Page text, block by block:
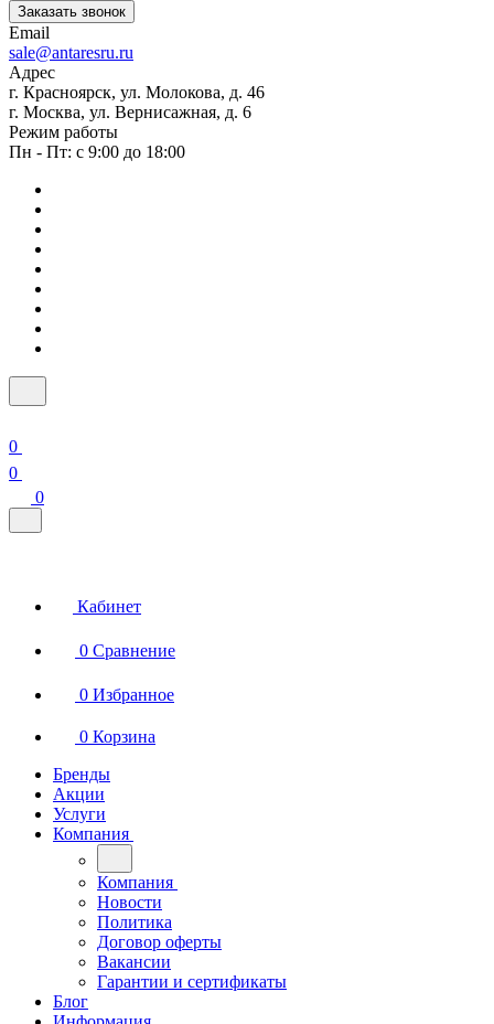
Заказать звонок
Email
sale@antaresru.ru
Адрес
г. Красноярск, ул. Молокова, д. 46
г. Москва, ул. Вернисажная, д. 6
Режим работы
Пн - Пт: с 9:00 до 18:00
0
0
0
Кабинет
0 Сравнение
0 Избранное
0 Корзина
Бренды
Акции
Услуги
Компания
Компания
Новости
Политика
Договор оферты
Вакансии
Гарантии и сертификаты
Блог